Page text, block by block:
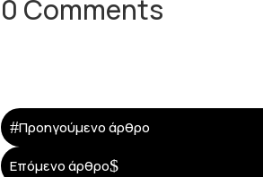
0 Comments
#Προηγούμενο άρθρο
Επόμενο άρθρο$